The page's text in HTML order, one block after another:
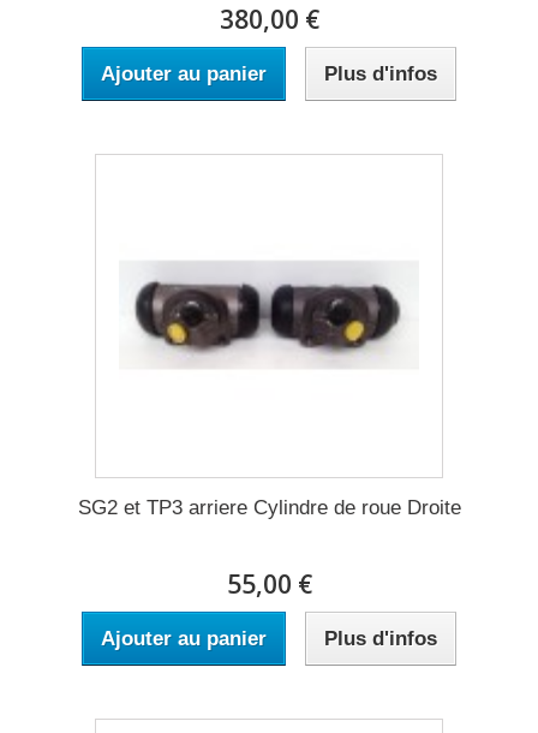
380,00 €
Ajouter au panier Plus d'infos
SG2 et TP3 arriere Cylindre de roue Droite
55,00 €
Ajouter au panier Plus d'infos